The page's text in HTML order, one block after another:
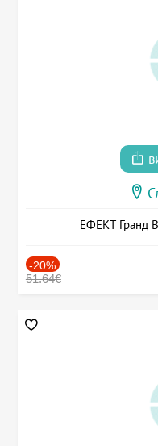
ЕФЕКТ Гранд
-20%
51.64€